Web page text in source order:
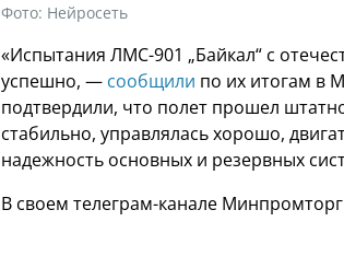
Фото: Нейросеть
«Испытания ЛМС-901 „Байкал“ с
успешно, — сообщили по их итогам в
подтвердили, что полет прошел
стабильно, управлялась хорошо,
надежность основных и резервных
В своем телеграм-канале